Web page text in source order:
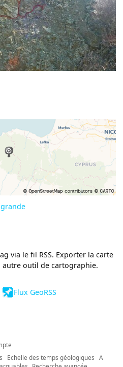
via le fil RSS. Exporter la carte
outil de cartographie.
Flux GeoRSS
Echelle des temps géologiques
A